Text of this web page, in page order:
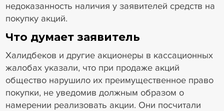
недоказанность наличия у заявителей средств на
покупку акций.
Что думает заявитель
Халидбеков и другие акционеры в кассационных
жалобах указали, что при продаже акций
общество нарушило их преимущественное право
покупки, не уведомив должным образом о
намерении реализовать акции. Они посчитали